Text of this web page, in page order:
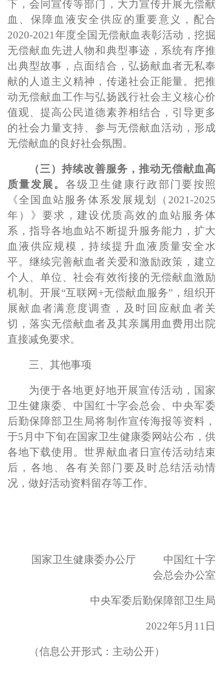
下，会同宣传等部门，大力宣传开展无偿献
血、保障血液安全供应的重要意义，配合
2020-2021年度全国无偿献血表彰活动，挖掘
无偿献血先进人物和典型事迹，系统有序推
出典型故事，点面结合，弘扬献血者无私奉
献的人道主义精神，传递社会正能量。把推
动无偿献血工作与弘扬践行社会主义核心价
值观、提高公民道德素养相结合，引导更多
的社会力量支持、参与无偿献血活动，形成
无偿献血的良好社会氛围。
（三）持续改善服务，推动无偿献血高
质量发展。 各级卫生健康行政部门要按照
《全国血站服务体系发展规划（ 2021-2025
年）》要求，建设优质高效的血站服务体
系，指导各地血站不断提升服务能力，扩大
血液供应规模，持续提升血液质量安全水
平。继续完善献血者关爱和激励政策，建立
个人、单位、社会有效衔接的无偿献血激励
机制。开展“互联网 +无偿献血服务”，组织开
展献血者满意度调查，及时回应献血者关
切，落实无偿献血者及其亲属用血费用出院
直接减免要求。
三、其他事项
为便于各地更好地开展宣传活动，国家
卫生健康委、中国红十字会总会、中央军委
后勤保障部卫生局将制作宣传海报等资料，
于5 月中下旬在国家卫生健康委网站公布，供
各地下载使用。世界献血者日宣传活动结束
后，各地、各有关部门要及时总结活动情
况，做好活动资料留存等工作。
国家卫生健康委办公厅
中国红十字
会总会办公室
中央军委后勤保障部卫生局
2022年5月 11 日
（信息公开形式：主动公开）